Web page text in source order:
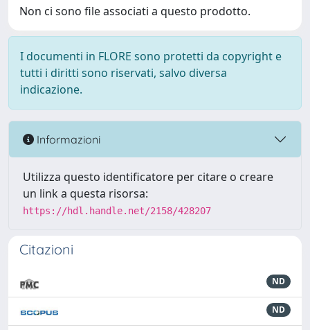
Non ci sono file associati a questo prodotto.
I documenti in FLORE sono protetti da copyright e
tutti i diritti sono riservati, salvo diversa
indicazione.
Informazioni
Utilizza questo identificatore per citare o creare
un link a questa risorsa:
https://hdl.handle.net/2158/428207
Citazioni
ND
ND